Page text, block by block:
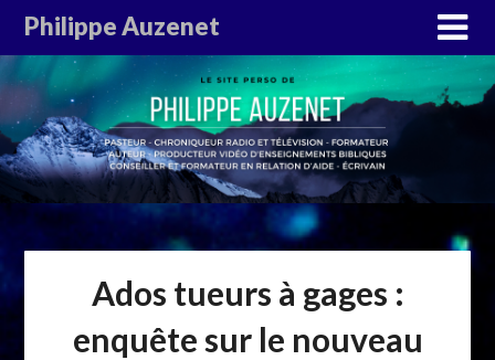
Philippe Auzenet
Ados tueurs à gages :
enquête sur le nouveau